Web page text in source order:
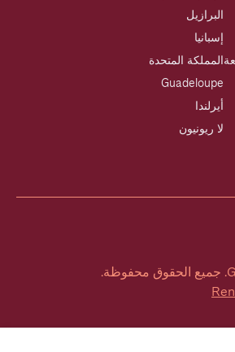
البرازيل
إسبانيا
المملكة المتحدة
Guadeloupe
أيرلندا
لا ريونيون
. جميع الحقوق محفوظة.